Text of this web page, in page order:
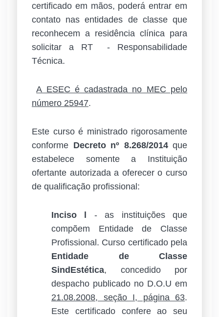
certificado em mãos, poderá entrar em
contato nas entidades de classe que
reconhecem a residência clínica para
solicitar a RT - Responsabilidade
Técnica.
A ESEC é cadastrada no MEC pelo
número 25947.
Este curso é ministrado rigorosamente
conforme Decreto nº 8.268/2014que
estabelece somente a Instituição
ofertante autorizada a oferecer o curso
de qualificação profissional:
Inciso l - as instituições que
compõem Entidade de Classe
Profissional. Curso certificado pela
Entidade de Classe
SindEstética, concedido por
despacho publicado no D.O.U em
21.08.2008, seção I, página 63.
Este certificado confere ao seu